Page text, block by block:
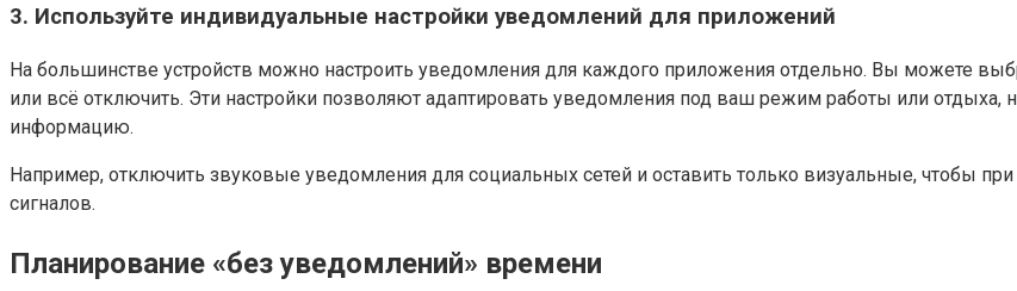
3. Используйте индивидуальные настройки уведомлений для приложений
На большинстве устройств можно настроить уведомления для каждого приложения отдельно. Вы можете
или всё отключить. Эти настройки позволяют адаптировать уведомления под ваш режим работы или
информацию.
Например, отключить звуковые уведомления для социальных сетей и оставить только визуальные, чтобы
сигналов.
Планирование «без уведомлений» времени